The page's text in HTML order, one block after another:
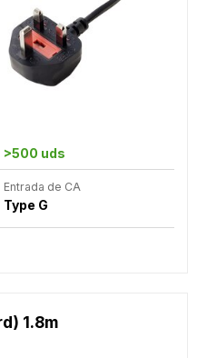
>500 uds
Entrada de CA
Type G
1.8m